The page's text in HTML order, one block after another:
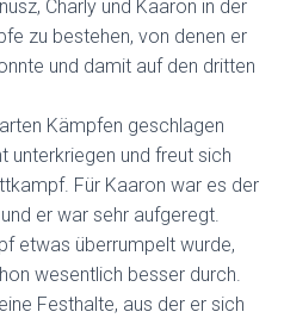
Charly und Kaaron in der
zu bestehen, von denen er
und damit auf den dritten
Kämpfen geschlagen
unterkriegen und freut sich
Für Kaaron war es der
er war sehr aufgeregt.
etwas überrumpelt wurde,
wesentlich besser durch.
Festhalte, aus der er sich